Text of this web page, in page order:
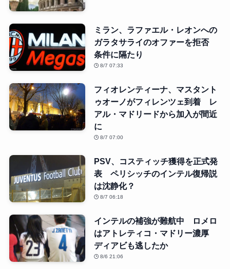
ミラン、ラファエル・レオンへの
ガラタサライのオファーを拒否
条件に隔たり
8/7 07:33
フィオレンティーナ、マスタント
ゥオーノがフィレンツェ到着 レ
アル・マドリードから加入が間近
に
8/7 07:00
PSV、コスティッチ獲得を正式発
表 ペリシッチのインテル復帰説
は沈静化？
8/7 06:18
インテルの補強が難航中 ロメロ
はアトレティコ・マドリー濃厚
ディアビも逃したか
8/6 21:06